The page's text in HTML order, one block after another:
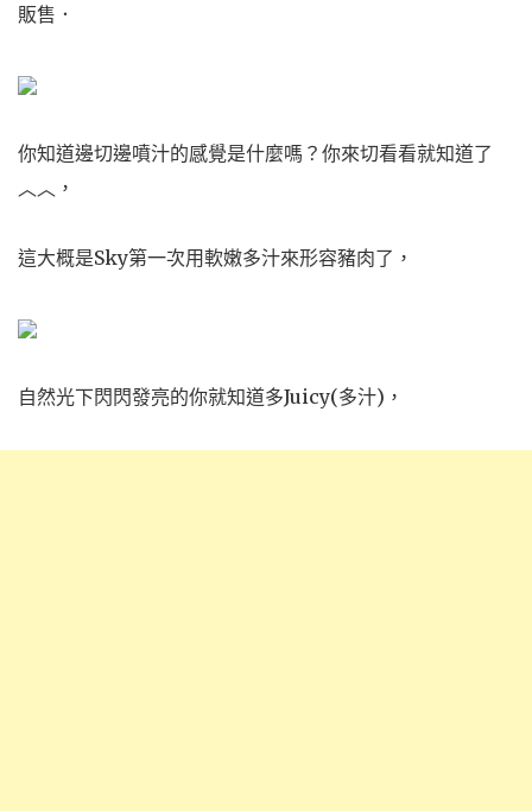
販售．
你知道邊切邊噴汁的感覺是什麼嗎？你來切看看就知道了
︿︿，
這大概是Sky第一次用軟嫩多汁來形容豬肉了，
自然光下閃閃發亮的你就知道多Juicy(多汁)，